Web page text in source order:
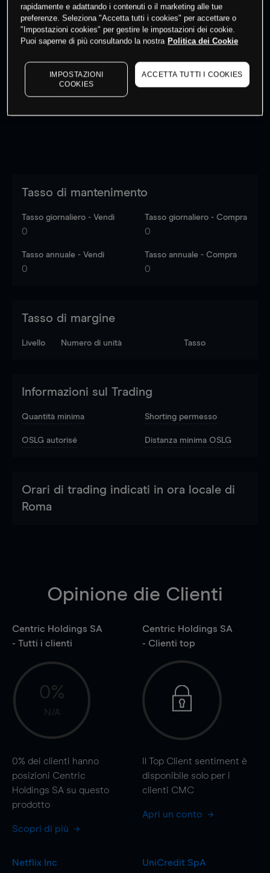
I prezzi sono solo indicativi. Accediper vedere gli ultimi
dati di mercato
to see latest market data
Tasso di mantenimento
Tasso giornaliero - Vendi
0
Tasso giornaliero - Compra
0
Tasso annuale - Vendi
0
Tasso annuale - Compra
0
Tasso di margine
Livello Numero di unità Tasso
Informazioni sul Trading
Quantità minima Shorting permesso
OSLG autorisé Distanza minima OSLG
Orari di trading indicati in ora locale di
Roma
Opinione die Clienti
Centric Holdings SA
- Tutti i clienti
0%
N/A
0% dei clienti hanno
posizioni Centric
Holdings SA su questo
prodotto
Scopri di più
Centric Holdings SA
- Clienti top
Il Top Client sentiment è
disponibile solo per i
clienti CMC
Apri un conto
Netflix Inc
UniCredit SpA
rapidamente e adattando i contenuti o il marketing alle tue
preferenze. Seleziona "Accetta tutti i cookies" per accettare o
"Impostazioni cookies" per gestire le impostazioni dei cookie.
Puoi saperne di più consultando la nostra Politica dei Cookie
IMPOSTAZIONI
COOKIES
ACCETTA TUTTI I COOKIES